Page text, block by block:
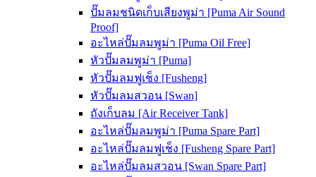
ปั๊มลมชนิดเก็บเสียงพูม่า [Puma Air Sound
Proof]
อะไหล่ปั๊มลมพูม่า [Puma Oil Free]
หัวปั๊มลมพูม่า [Puma]
หัวปั๊มลมฟูเช็ง [Fusheng]
หัวปั๊มลมสวอน [Swan]
ถังเก็บลม [Air Receiver Tank]
อะไหล่ปั๊มลมพูม่า [Puma Spare Part]
อะไหล่ปั๊มลมฟูเช็ง [Fusheng Spare Part]
อะไหล่ปั๊มลมสวอน [Swan Spare Part]